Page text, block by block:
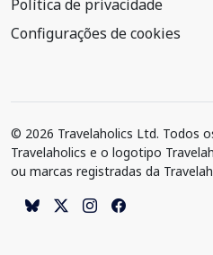
Política de privacidade
Configurações de cookies
© 2026 Travelaholics Ltd. Todos
Travelaholics e o logotipo
ou marcas registradas da